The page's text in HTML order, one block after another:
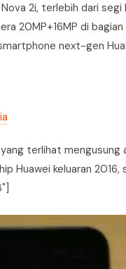
2i, terlebih dari segi
20MP+16MP di bagian
next-gen
yang terlihat
Huawei keluaran 2016,